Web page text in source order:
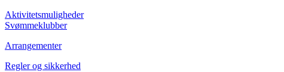
Aktivitetsmuligheder
Svømmeklubber
Arrangementer
Regler og sikkerhed